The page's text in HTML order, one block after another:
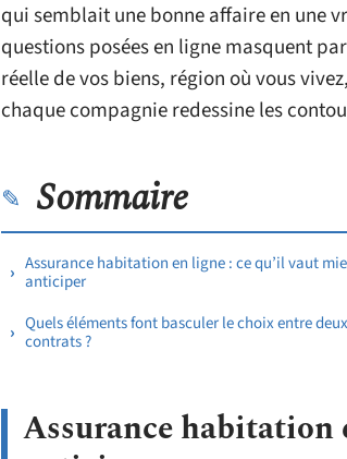
qui semblait une bonne affaire en une
questions posées en ligne masquent
réelle de vos biens, région où vous
chaque compagnie redessine les
Sommaire
Assurance habitation en ligne : ce qu’il vaut
anticiper
Quels éléments font basculer le choix entre deux
contrats ?
Assurance habitation